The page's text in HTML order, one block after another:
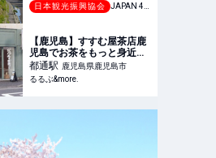
日本観光振興協会
JAPAN 47 GO
【鹿児島】すすむ屋茶店鹿
児島でお茶をもっと身近に
楽しく、最高の日本茶体験
を｜るるぶ&more.
都通駅 鹿児島県鹿児島市
るるぶ&more.